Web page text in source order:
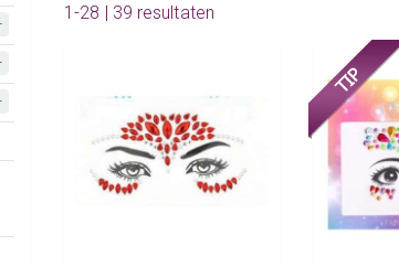
1-28 | 39 resultaten